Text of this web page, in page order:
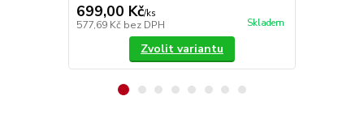
699,00 Kč/ks
577,69 Kč bez DPH Skladem
Zvolit variantu